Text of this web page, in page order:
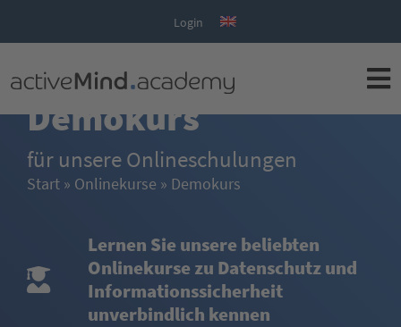
Login
Kostenloser
Demokurs
für unsere Onlineschulungen
Start » Onlinekurse » Demokurs
Lernen Sie unsere beliebten
Onlinekurse zu Datenschutz und
Informationssicherheit
unverbindlich kennen